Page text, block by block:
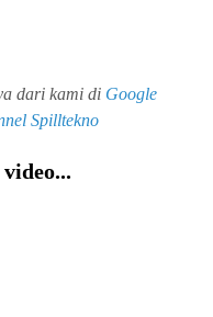
dari kami di Google
Spilltekno